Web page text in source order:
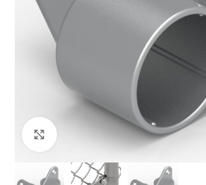
Kliknij aby powiększyć